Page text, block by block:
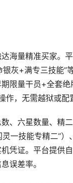
海量精准买家。
银灰+满专三技能
限量干员+全套
，无需越狱或配
、六星数量、精
一技能专精二”
凭证。平台提供
误差率。